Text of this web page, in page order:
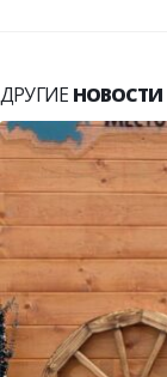
ДРУГИЕ НОВОСТИ